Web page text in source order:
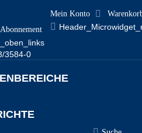
Abonnement
3584-0
Mein Konto